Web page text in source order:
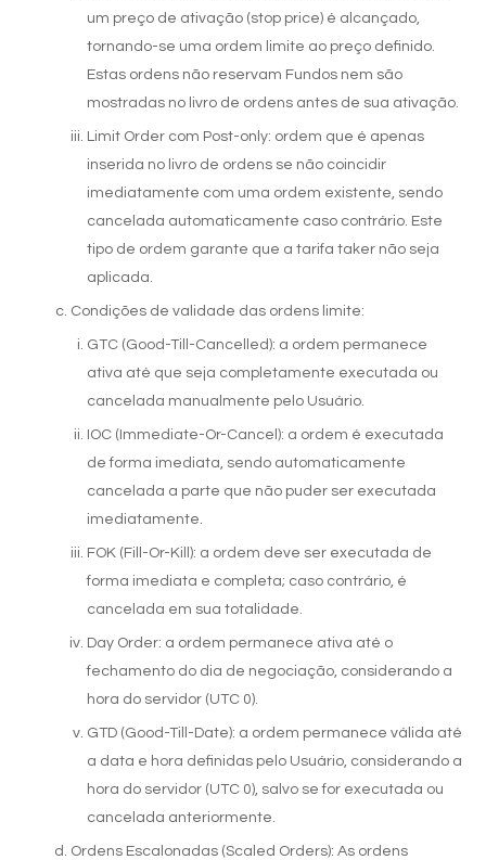
Quem somos
Comprar criptomoedas
um preço de ativação (stop price) é alcançado,
tornando-se uma ordem limite ao preço definido.
Estas ordens não reservam Fundos nem são
mostradas no livro de ordens antes de sua ativação.
Limit Order com Post-only: ordem que é apenas
inserida no livro de ordens se não coincidir
imediatamente com uma ordem existente, sendo
cancelada automaticamente caso contrário. Este
tipo de ordem garante que a tarifa taker não seja
aplicada.
Condições de validade das ordens limite:
GTC (Good-Till-Cancelled): a ordem permanece
ativa até que seja completamente executada ou
cancelada manualmente pelo Usuário.
IOC (Immediate-Or-Cancel): a ordem é executada
de forma imediata, sendo automaticamente
cancelada a parte que não puder ser executada
imediatamente.
FOK (Fill-Or-Kill): a ordem deve ser executada de
forma imediata e completa; caso contrário, é
cancelada em sua totalidade.
Day Order: a ordem permanece ativa até o
fechamento do dia de negociação, considerando a
hora do servidor (UTC 0).
GTD (Good-Till-Date): a ordem permanece válida até
a data e hora definidas pelo Usuário, considerando a
hora do servidor (UTC 0), salvo se for executada ou
cancelada anteriormente.
Ordens Escalonadas (Scaled Orders): As ordens